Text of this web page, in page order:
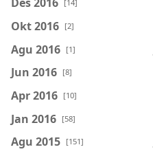
[14]
Okt 2016 [2]
Agu 2016 [1]
Jun 2016 [8]
Apr 2016 [10]
Jan 2016 [58]
Agu 2015 [151]